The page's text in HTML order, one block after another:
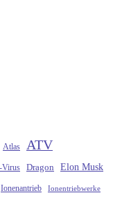
Atlas ATV
Virus Dragon Elon Musk
Ionenantrieb Ionentriebwerke